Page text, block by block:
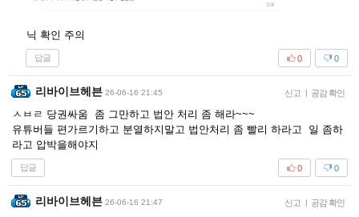
닉 확인 주의
답글 0
0
리바이브헤븐 26-06-16 21:45 신고 | 공감 확인
ㅅㅂㄹ 당권싸움 좀 그만하고 법안 처리 좀 해라~~~
유튜버들 편가르기하고 분열하지말고 법안처리 좀 빨리 하라고 일 좀하
라고 압박을해야지
답글 0
0
리바이브헤븐 26-06-16 21:47 신고 | 공감 확인